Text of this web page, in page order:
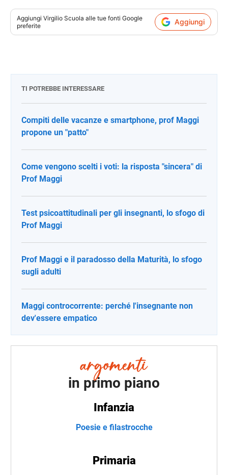
Aggiungi Virgilio Scuola alle tue fonti Google
preferite
Aggiungi
TI POTREBBE INTERESSARE
Compiti delle vacanze e smartphone, prof Maggi
propone un "patto"
Come vengono scelti i voti: la risposta "sincera" di
Prof Maggi
Test psicoattitudinali per gli insegnanti, lo sfogo di
Prof Maggi
Prof Maggi e il paradosso della Maturità, lo sfogo
sugli adulti
Maggi controcorrente: perché l'insegnante non
dev'essere empatico
in primo piano
Infanzia
Poesie e filastrocche
Primaria